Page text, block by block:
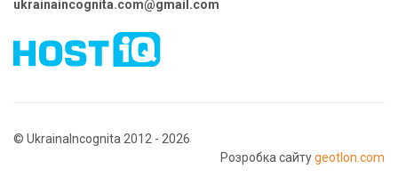
ukrainaincognita.com@gmail.com
© UkrainaIncognita 2012 - 2026
Розробка сайтуgeotlon.com